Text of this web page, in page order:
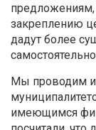
предложениям,
закреплению
дадут более
Мы проводим
имеющимся